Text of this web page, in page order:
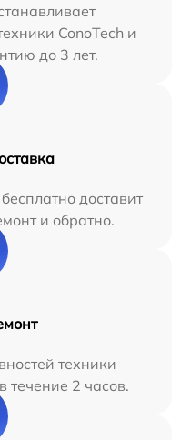
ConoTech и
до 3 лет.
доставит
и обратно.
техники
течение 2 часов.